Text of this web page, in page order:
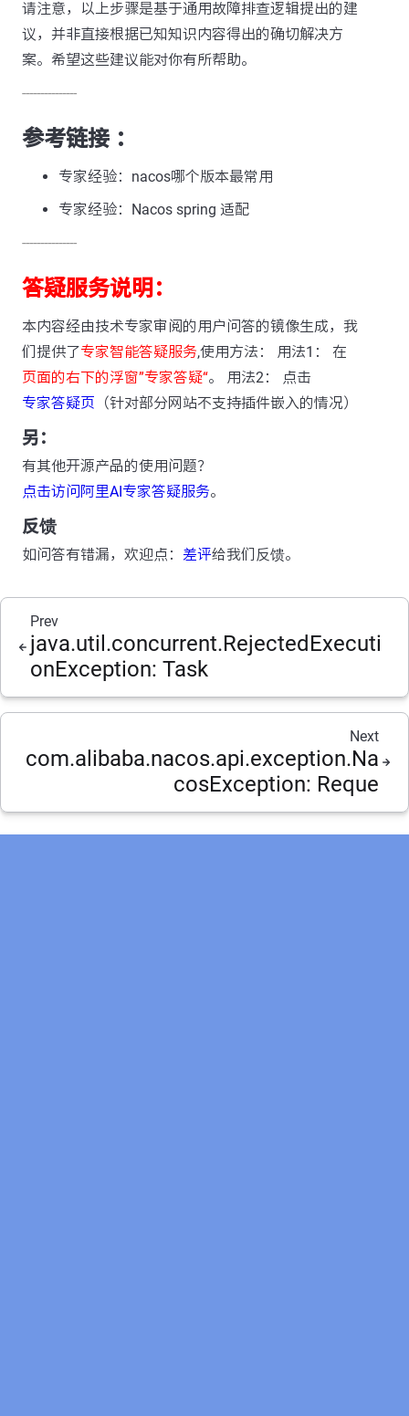
请注意，以上步骤是基于通用故障排查逻辑提出的建
议，并非直接根据已知知识内容得出的确切解决方
案。希望这些建议能对你有所帮助。
---------------
参考链接 ：
专家经验：nacos哪个版本最常用
专家经验：Nacos spring 适配
---------------
答疑服务说明：
本内容经由技术专家审阅的用户问答的镜像生成，我
们提供了专家智能答疑服务,使用方法： 用法1： 在
页面的右下的浮窗”专家答疑“。 用法2： 点击
专家答疑页 （针对部分网站不支持插件嵌入的情况）
另：
有其他开源产品的使用问题？
点击访问阿里AI专家答疑服务。
反馈
如问答有错漏，欢迎点： 差评给我们反馈。
Prev
java.util.concurrent.RejectedExecuti
onException: Task
Next
com.alibaba.nacos.api.exception.Na
cosException: Reque